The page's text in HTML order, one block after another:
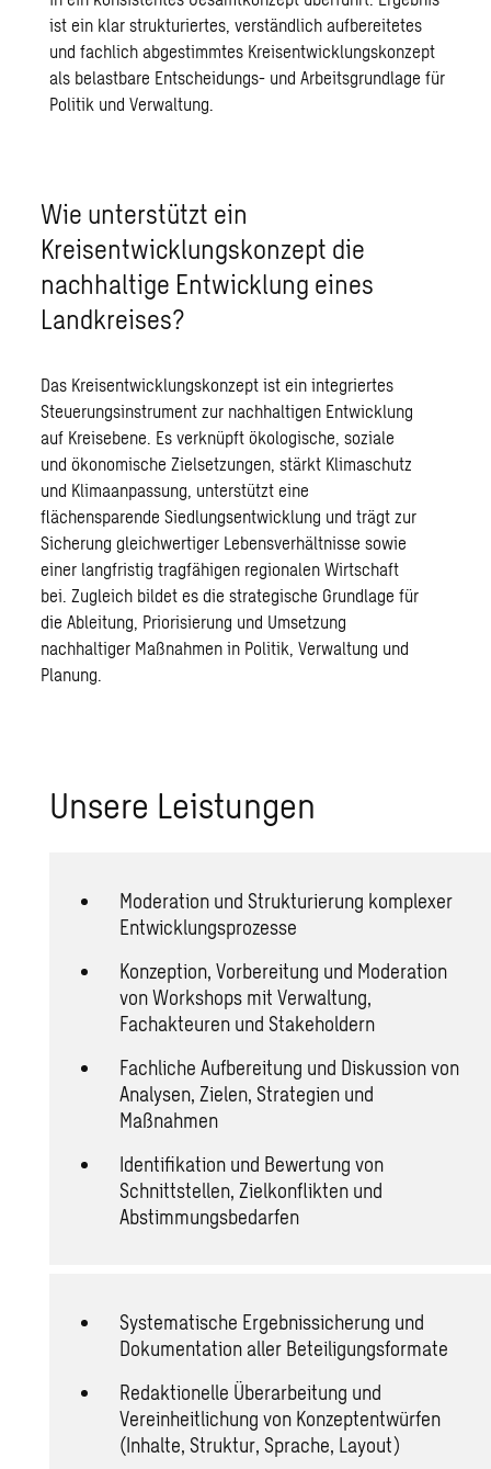
ist ein klar strukturiertes, verständlich aufbereitetes
und fachlich abgestimmtes Kreisentwicklungskonzept
als belastbare Entscheidungs- und Arbeitsgrundlage für
Politik und Verwaltung.
Wie unterstützt ein
Kreisentwicklungskonzept die
nachhaltige Entwicklung eines
Landkreises?
Das Kreisentwicklungskonzept ist ein integriertes
Steuerungsinstrument zur nachhaltigen Entwicklung
auf Kreisebene. Es verknüpft ökologische, soziale
und ökonomische Zielsetzungen, stärkt Klimaschutz
und Klimaanpassung, unterstützt eine
flächensparende Siedlungsentwicklung und trägt zur
Sicherung gleichwertiger Lebensverhältnisse sowie
einer langfristig tragfähigen regionalen Wirtschaft
bei. Zugleich bildet es die strategische Grundlage für
die Ableitung, Priorisierung und Umsetzung
nachhaltiger Maßnahmen in Politik, Verwaltung und
Planung.
Un­se­re Leis­tun­gen
Moderation und Strukturierung komplexer
Entwicklungsprozesse
Konzeption, Vorbereitung und Moderation
von Workshops mit Verwaltung,
Fachakteuren und Stakeholdern
Fachliche Aufbereitung und Diskussion von
Analysen, Zielen, Strategien und
Maßnahmen
Identifikation und Bewertung von
Schnittstellen, Zielkonflikten und
Abstimmungsbedarfen
Systematische Ergebnissicherung und
Dokumentation aller Beteiligungsformate
Redaktionelle Überarbeitung und
Vereinheitlichung von Konzeptentwürfen
(Inhalte, Struktur, Sprache, Layout)